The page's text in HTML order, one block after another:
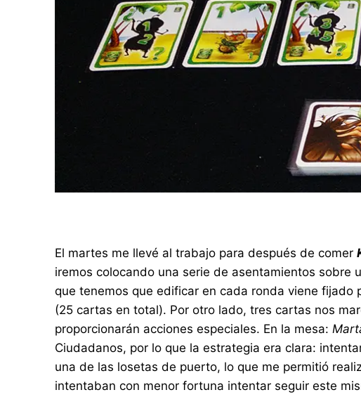
El martes me llevé al trabajo para después de comer
iremos colocando una serie de asentamientos
que tenemos que edificar en cada ronda viene
(25 cartas en total). Por otro lado, tres cartas nos
proporcionarán acciones especiales. En la mesa:
Ciudadanos, por lo que la estrategia era clara:
una de las losetas de puerto, lo que me permitió
intentaban con menor fortuna intentar seguir este